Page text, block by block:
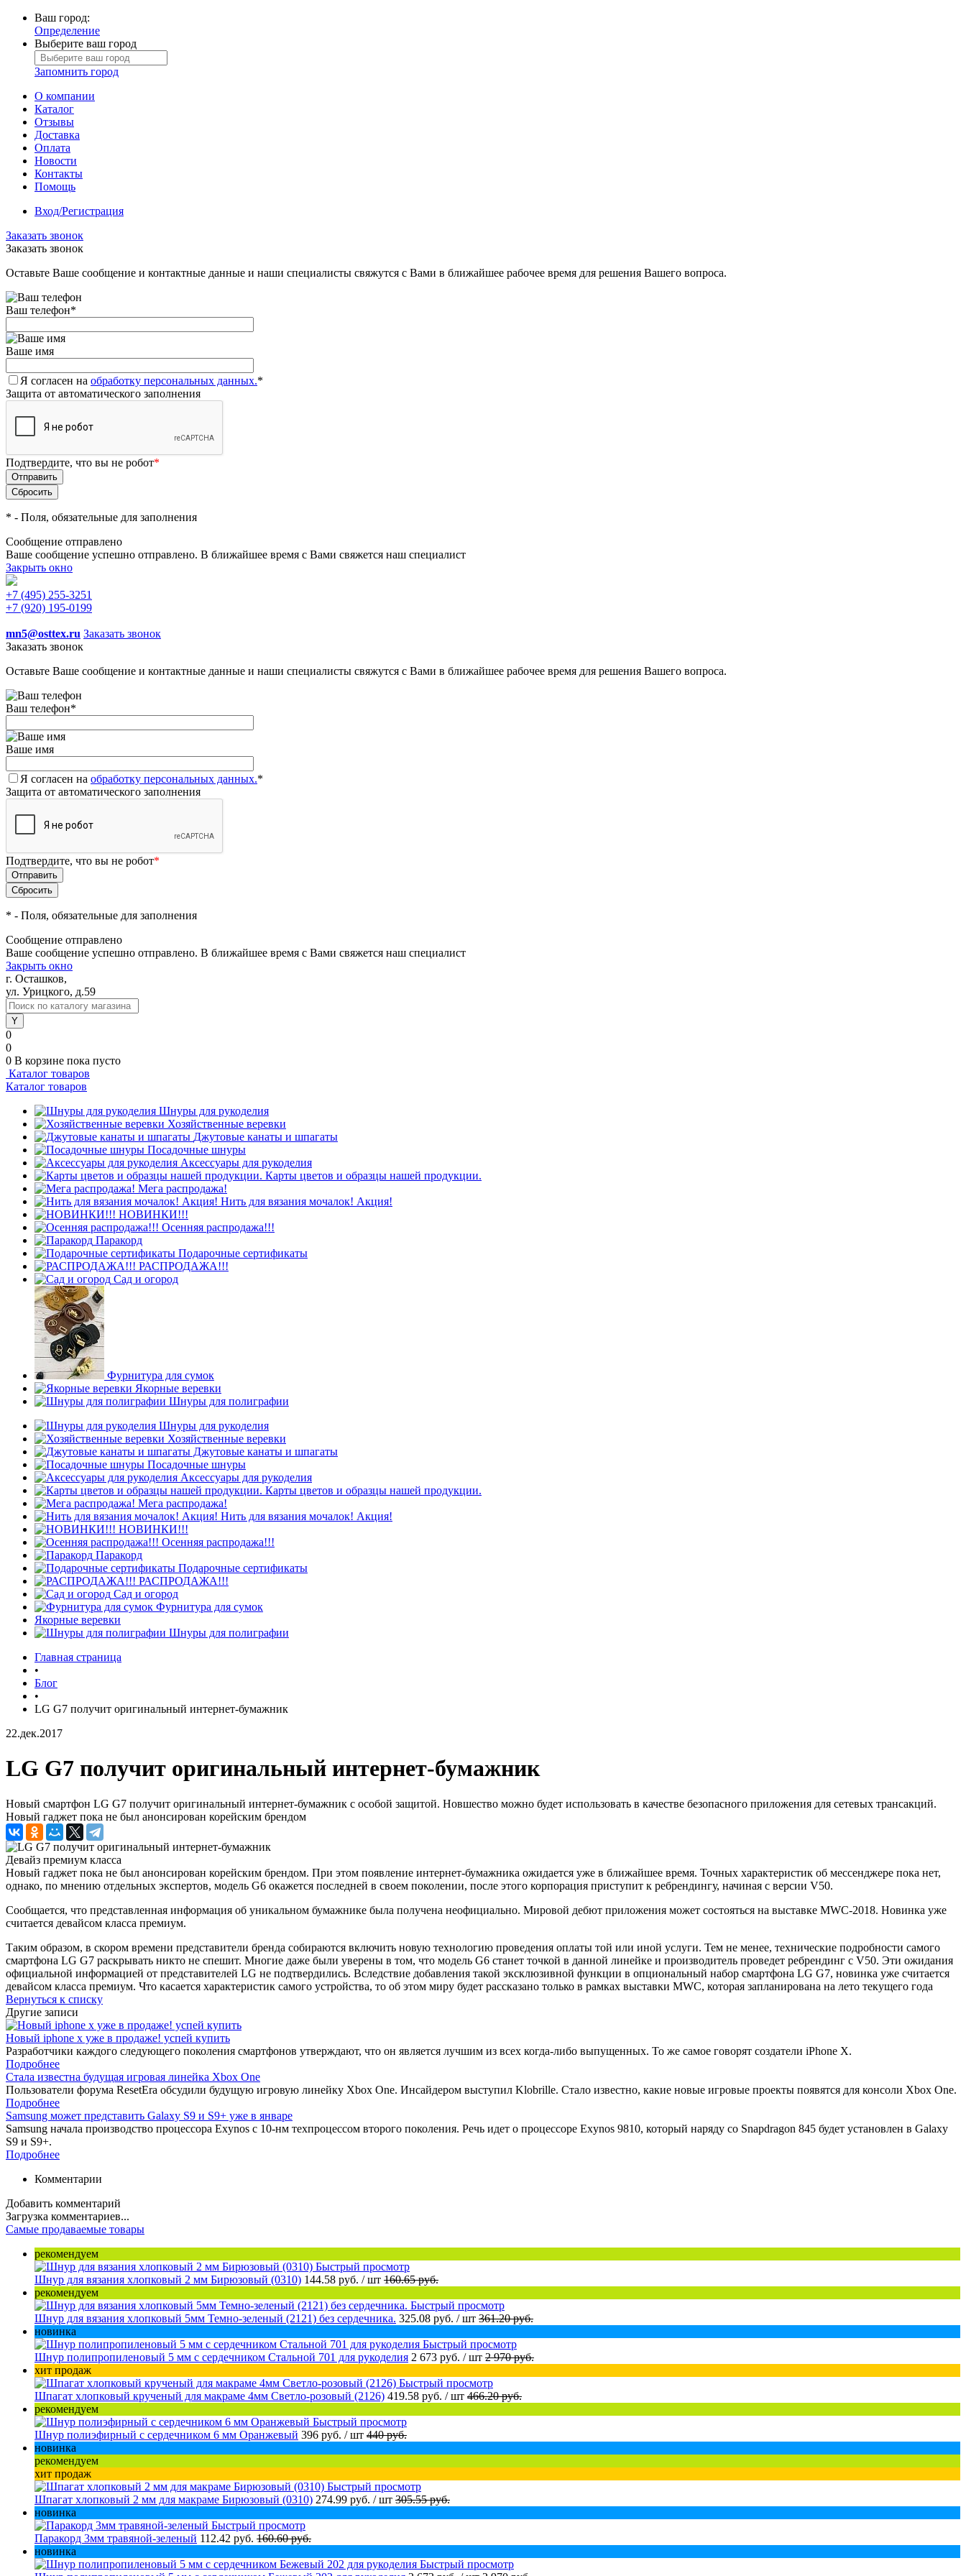
Ваш город:
Определение
Выберите ваш город
Запомнить город
О компании
Каталог
Отзывы
Доставка
Оплата
Новости
Контакты
Помощь
Вход/Регистрация
Заказать звонок
Заказать звонок
Оставьте Ваше сообщение и контактные данные и наши специалисты свяжутся с Вами в ближайшее рабочее время для решения Вашего вопроса.
Ваш телефон*
Ваше имя
Я согласен на обработку персональных данных.*
Защита от автоматического заполнения
Подтвердите, что вы не робот*
* - Поля, обязательные для заполнения
Сообщение отправлено
Ваше сообщение успешно отправлено. В ближайшее время с Вами свяжется наш специалист
Закрыть окно
+7 (495) 255-3251
+7 (920) 195-0199
mn5@osttex.ru Заказать звонок
Заказать звонок
Оставьте Ваше сообщение и контактные данные и наши специалисты свяжутся с Вами в ближайшее рабочее время для решения Вашего вопроса.
Ваш телефон*
Ваше имя
Я согласен на обработку персональных данных.*
Защита от автоматического заполнения
Подтвердите, что вы не робот*
* - Поля, обязательные для заполнения
Сообщение отправлено
Ваше сообщение успешно отправлено. В ближайшее время с Вами свяжется наш специалист
Закрыть окно
г. Осташков,
ул. Урицкого, д.59
0
0
0 В корзине пока пусто
Каталог товаров
Каталог товаров
Шнуры для рукоделия
Хозяйственные веревки
Джутовые канаты и шпагаты
Посадочные шнуры
Аксессуары для рукоделия
Карты цветов и образцы нашей продукции.
Мега распродажа!
Нить для вязания мочалок! Акция!
НОВИНКИ!!!
Осенняя распродажа!!!
Паракорд
Подарочные сертификаты
РАСПРОДАЖА!!!
Сад и огород
Фурнитура для сумок
Якорные веревки
Шнуры для полиграфии
Шнуры для рукоделия
Хозяйственные веревки
Джутовые канаты и шпагаты
Посадочные шнуры
Аксессуары для рукоделия
Карты цветов и образцы нашей продукции.
Мега распродажа!
Нить для вязания мочалок! Акция!
НОВИНКИ!!!
Осенняя распродажа!!!
Паракорд
Подарочные сертификаты
РАСПРОДАЖА!!!
Сад и огород
Фурнитура для сумок
Якорные веревки
Шнуры для полиграфии
Главная страница
•
Блог
•
LG G7 получит оригинальный интернет-бумажник
22.дек.2017
LG G7 получит оригинальный интернет-бумажник
Новый смартфон LG G7 получит оригинальный интернет-бумажник с особой защитой. Новшество можно будет использовать в качестве безопасного приложения для сетевых трансакций.
Новый гаджет пока не был анонсирован корейским брендом
Девайз премиум класса
Новый гаджет пока не был анонсирован корейским брендом. При этом появление интернет-бумажника ожидается уже в ближайшее время. Точных характеристик об мессенджере пока нет,
однако, по мнению отдельных экспертов, модель G6 окажется последней в своем поколении, после этого корпорация приступит к ребрендингу, начиная с версии V50.
Сообщается, что представленная информация об уникальном бумажнике была получена неофициально. Мировой дебют приложения может состояться на выставке MWC-2018. Новинка уже
считается девайсом класса премиум.
Таким образом, в скором времени представители бренда собираются включить новую технологию проведения оплаты той или иной услуги. Тем не менее, технические подробности самого
смартфона LG G7 раскрывать никто не спешит. Многие даже были уверены в том, что модель G6 станет точкой в данной линейке и производитель проведет ребрендинг с V50. Эти ожидания
официальной информацией от представителей LG не подтвердились. Вследствие добавления такой эксклюзивной функции в опциональный набор смартфона LG G7, новинка уже считается
девайсом класса премиум. Что касается характеристик самого устройства, то об этом миру будет рассказано только в рамках выставки MWC, которая запланирована на лето текущего года
Вернуться к списку
Другие записи
Новый iphone x уже в продаже! успей купить
Разработчики каждого следующего поколения смартфонов утверждают, что он является лучшим из всех когда-либо выпущенных. То же самое говорят создатели iPhone X.
Подробнее
Стала известна будущая игровая линейка Xbox One
Пользователи форума ResetEra обсудили будущую игровую линейку Xbox One. Инсайдером выступил Klobrille. Стало известно, какие новые игровые проекты появятся для консоли Xbox One.
Подробнее
Samsung может представить Galaxy S9 и S9+ уже в январе‍
Samsung начала производство процессора Exynos с 10-нм техпроцессом второго поколения. Речь идет о процессоре Exynos 9810, который наряду со Snapdragon 845 будет установлен в Galaxy
S9 и S9+.
Подробнее
Комментарии
Добавить комментарий
Загрузка комментариев...
Самые продаваемые товары
рекомендуем
Быстрый просмотр
Шнур для вязания хлопковый 2 мм Бирюзовый (0310) 144.58 руб. / шт 160.65 руб.
рекомендуем
Быстрый просмотр
Шнур для вязания хлопковый 5мм Темно-зеленый (2121) без сердечника. 325.08 руб. / шт 361.20 руб.
новинка
Быстрый просмотр
Шнур полипропиленовый 5 мм с сердечником Стальной 701 для рукоделия 2 673 руб. / шт 2 970 руб.
хит продаж
Быстрый просмотр
Шпагат хлопковый крученый для макраме 4мм Светло-розовый (2126) 419.58 руб. / шт 466.20 руб.
рекомендуем
Быстрый просмотр
Шнур полиэфирный с сердечником 6 мм Оранжевый 396 руб. / шт 440 руб.
новинка
рекомендуем
хит продаж
Быстрый просмотр
Шпагат хлопковый 2 мм для макраме Бирюзовый (0310) 274.99 руб. / шт 305.55 руб.
новинка
Быстрый просмотр
Паракорд 3мм травяной-зеленый 112.42 руб. 160.60 руб.
новинка
Быстрый просмотр